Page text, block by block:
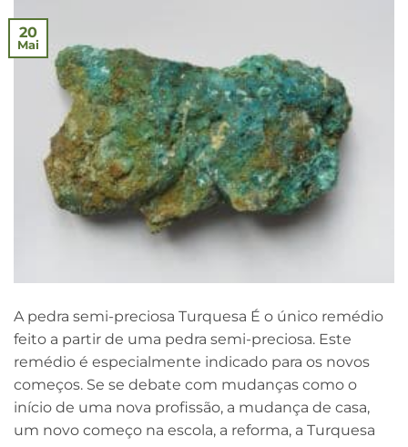
20
Mai
A pedra semi-preciosa Turquesa É o único remédio
feito a partir de uma pedra semi-preciosa. Este
remédio é especialmente indicado para os novos
começos. Se se debate com mudanças como o
início de uma nova profissão, a mudança de casa,
um novo começo na escola, a reforma, a Turquesa